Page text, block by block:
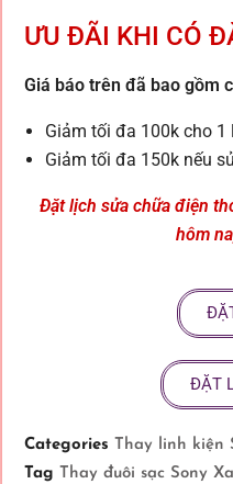
ƯU ĐÃI KHI CÓ
Giá báo trên đã bao gồm
Giảm tối đa 100k cho
Giảm tối đa 150k nếu
Đặt lịch sửa chữa điện
hôm
ĐẶT
Categories Thay linh kiện
Tag Thay đuôi sạc Sony